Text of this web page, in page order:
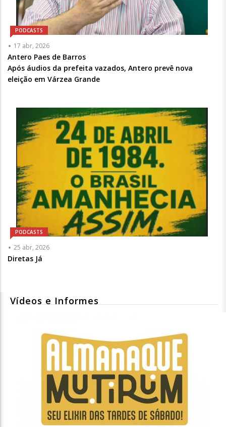
PODCASTS
17 abr, 2026
Articulista
ou
Chamada
-
Antero Paes de Barros
Após áudios da prefeita vazados, Antero prevê nova
eleição em Várzea Grande
PODCASTS
25 abr, 2026
Diretas Já
Vídeos e Informes